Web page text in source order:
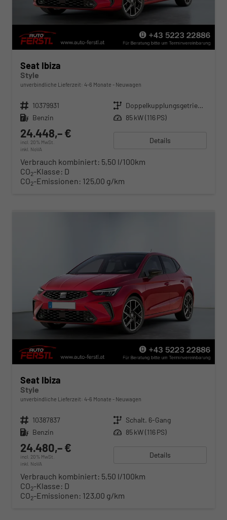
Seat Ibiza
Style
unverbindliche Lieferzeit: 4-6 Monate Neuwagen
Fahrzeugnr. 10379931 Getriebe
Doppelkupplungsgetriebe (DSG)
Kraftstoff Benzin Leistung 85 kW (116 PS)
24.448,– €
incl. 20% MwSt.
inkl. NoVA
Details
Verbrauch kombiniert: 5,50 l/100km
CO2-Klasse: D
CO2-Emissionen: 125,00 g/km
Seat Ibiza
Style
unverbindliche Lieferzeit: 4-6 Monate Neuwagen
Fahrzeugnr. 10387837 Getriebe Schalt. 6-Gang
Kraftstoff Benzin Leistung 85 kW (116 PS)
24.480,– €
incl. 20% MwSt.
inkl. NoVA
Details
Verbrauch kombiniert: 5,50 l/100km
CO2-Klasse: D
CO2-Emissionen: 123,00 g/km